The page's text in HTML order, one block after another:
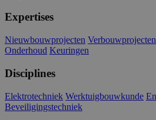
Expertises
Nieuwbouwprojecten Verbouwprojecten
Onderhoud Keuringen
Disciplines
Elektrotechniek Werktuigbouwkunde
Beveiligingstechniek